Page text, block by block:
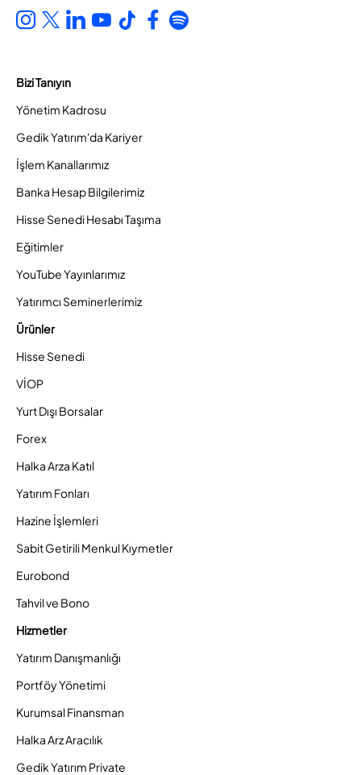
Bizi Tanıyın
Yönetim Kadrosu
Gedik Yatırım'da Kariyer
İşlem Kanallarımız
Banka Hesap Bilgilerimiz
Hisse Senedi Hesabı Taşıma
Eğitimler
YouTube Yayınlarımız
Yatırımcı Seminerlerimiz
Ürünler
Hisse Senedi
VİOP
Yurt Dışı Borsalar
Forex
Halka Arza Katıl
Yatırım Fonları
Hazine İşlemleri
Sabit Getirili Menkul Kıymetler
Eurobond
Tahvil ve Bono
Hizmetler
Yatırım Danışmanlığı
Portföy Yönetimi
Kurumsal Finansman
Halka Arz Aracılık
Gedik Yatırım Private